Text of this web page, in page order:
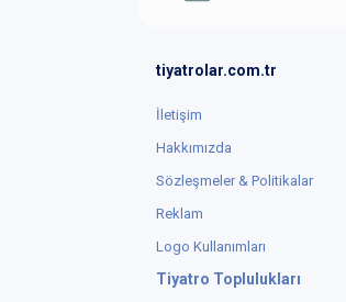
tiyatrolar.com.tr
İletişim
Hakkımızda
Sözleşmeler & Politikalar
Reklam
Logo Kullanımları
Tiyatro Toplulukları